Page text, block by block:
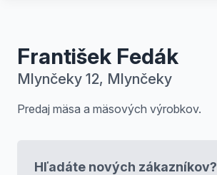
František Fedák
Mlynčeky 12, Mlynčeky
Predaj mäsa a mäsových výrobkov.
Hľadáte nových zákazníkov?